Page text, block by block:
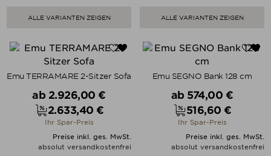
ALLE VARIANTEN ZEIGEN ALLE VARIANTEN ZEIGEN
Emu TERRAMARE 2-Sitzer Sofa
Verkaufspreis
ab 2.926,00 €
Preis
2.633,40 €
Ihr Spar-Preis
Preise inkl. ges. MwSt.
absolut versandkostenfrei
Emu SEGNO Bank 128 cm
Verkaufspreis
ab 574,00 €
Preis
516,60 €
Ihr Spar-Preis
Preise inkl. ges. MwSt.
absolut versandkostenfrei